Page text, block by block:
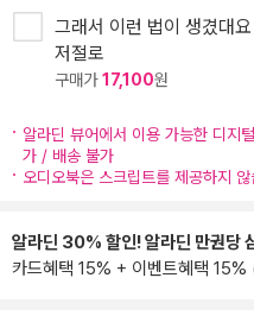
그래서 이런 법이 생겼대
저절로
구매가17,100원
알라딘 뷰어에서 이용 가능한 디지
가 / 배송 불가
오디오북은 스크립트를 제공하지 않
알라딘 30% 할인! 알라딘 만권당
카드혜택 15% + 이벤트혜택